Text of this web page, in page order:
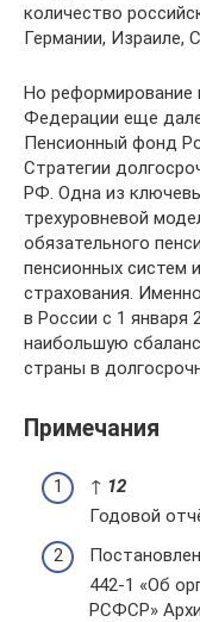
количество
Германии, Израиле,
Но реформирование
Федерации еще
Пенсионный фонд
Стратегии
РФ. Одна из
трехуровневой
обязательного
пенсионных систем
страхования.
в России с 1 января
наибольшую
страны в
Примечания
↑ 12
Годовой
442-1 «Об
РСФСР»